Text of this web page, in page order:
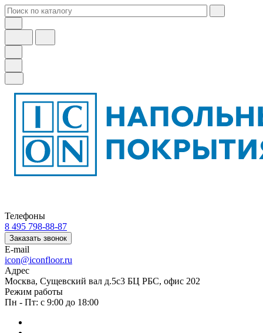
Телефоны
8 495 798-88-87
Заказать звонок
E-mail
icon@iconfloor.ru
Адрес
Москва, Сущевский вал д.5с3 БЦ РБС, офис 202
Режим работы
Пн - Пт: с 9:00 до 18:00